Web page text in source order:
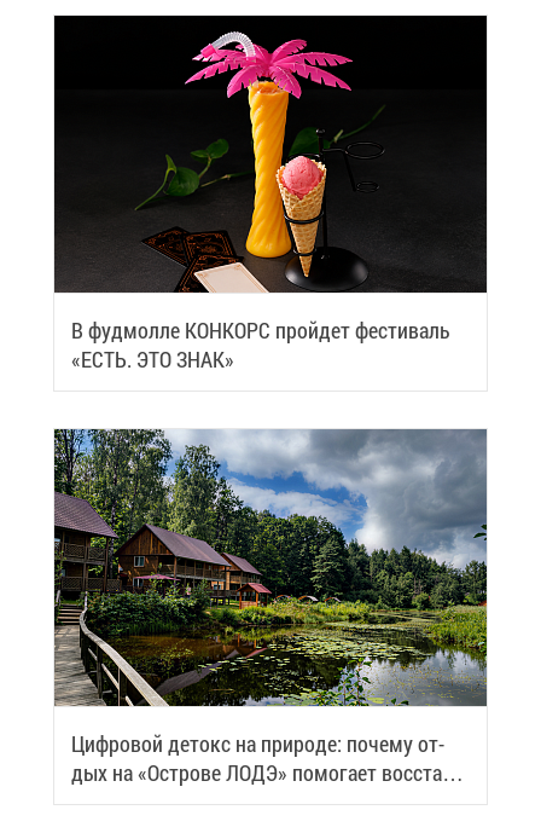
В фуд­мол­ле КОН­КОРС прой­дет фе­сти­валь
«ЕСТЬ. ЭТО ЗНАК»
Циф­ро­вой де­токс на при­ро­де: по­че­му от­
дых на «Ост­ро­ве ЛОДЭ» по­мо­га­ет вос­ста­но­
вить си­лы